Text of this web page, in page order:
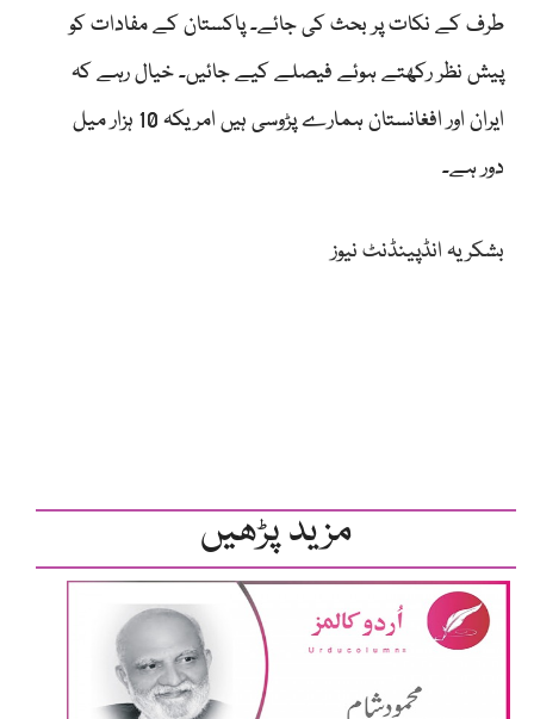
طرف کے نکات پر بحث کی جائے۔ پاکستان کے مفادات کو
پیش نظر رکھتے ہوئے فیصلے کیے جائیں۔ خیال رہے کہ
ایران اور افغانستان ہمارے پڑوسی ہیں امریکہ 10 ہزار میل
دور ہے۔
بشکریہ انڈپینڈنٹ نیوز
مزید پڑھیں